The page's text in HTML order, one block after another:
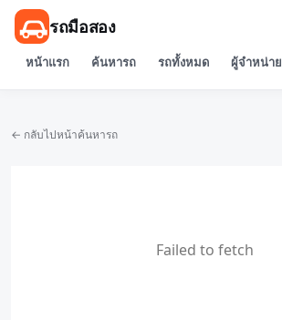
รถมือสอง
หน้าแรก ค้นหารถ รถทั้งหมด ผู้จำหน่าย
← กลับไปหน้าค้นหารถ
Failed to fetch